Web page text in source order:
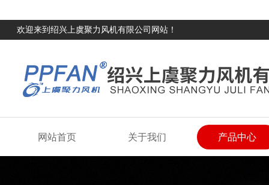
欢迎来到绍兴上虞聚力风机有限公司网站！
网站首页 关于我们 产品中心